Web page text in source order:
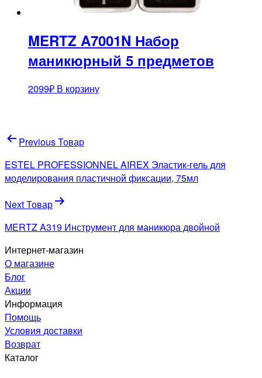
MERTZ A7001N Набор
маникюрный 5 предметов
2099₽ В корзину
Навигация
по
записям
Previous Товар
ESTEL PROFESSIONNEL AIREX Эластик-гель для
моделирования пластичной фиксации, 75мл
Next Товар
MERTZ A319 Инструмент для маникюра двойной
Интернет-магазин
О магазине
Блог
Акции
Информация
Помощь
Условия доставки
Возврат
Каталог